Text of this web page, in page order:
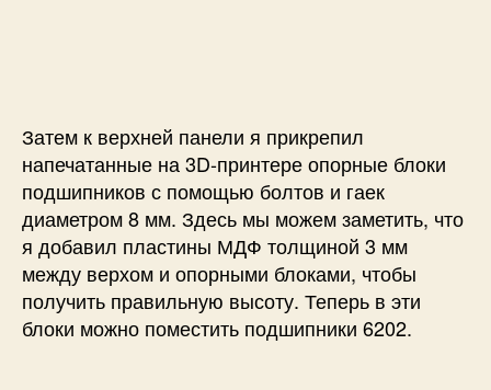
Затем к верхней панели я прикрепил
напечатанные на 3D-принтере опорные блоки
подшипников с помощью болтов и гаек
диаметром 8 мм. Здесь мы можем заметить, что
я добавил пластины МДФ толщиной 3 мм
между верхом и опорными блоками, чтобы
получить правильную высоту. Теперь в эти
блоки можно поместить подшипники 6202.